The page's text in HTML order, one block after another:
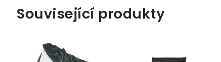
Související produkty